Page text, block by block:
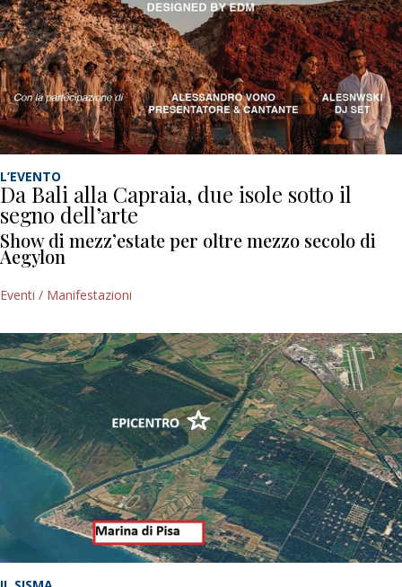
L’EVENTO
Da Bali alla Capraia, due isole sotto il
segno dell’arte
Show di mezz’estate per oltre mezzo secolo di
Aegylon
Eventi / Manifestazioni